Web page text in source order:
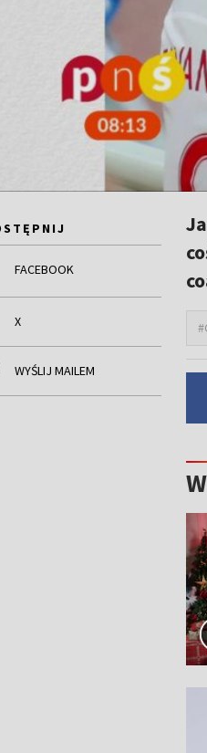
FACEBOOK
X
WYŚLIJ MAILEM